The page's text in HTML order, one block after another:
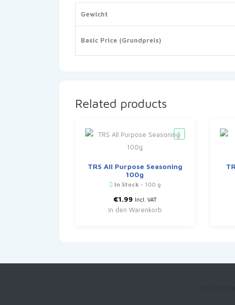
Gewicht
Basic Price (Grundpreis)
Related products
TRS All Purpose Seasoning
100g
In Stock- 100 g
€1.99 Incl. VAT
In den Warenkorb